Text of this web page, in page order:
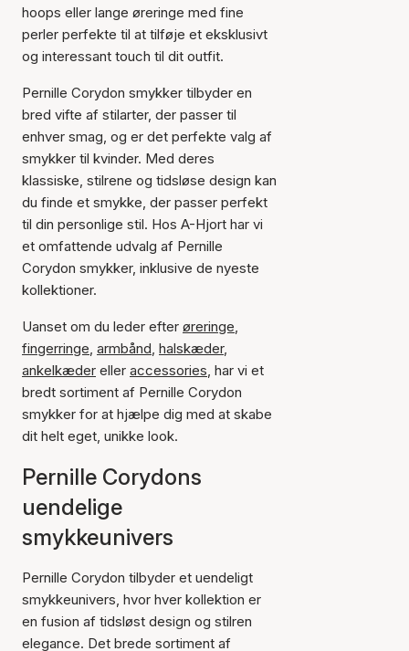
hoops eller lange øreringe med fine
perler perfekte til at tilføje et eksklusivt
og interessant touch til dit outfit.
Pernille Corydon smykker tilbyder en
bred vifte af stilarter, der passer til
enhver smag, og er det perfekte valg af
smykker til kvinder. Med deres
klassiske, stilrene og tidsløse design kan
du finde et smykke, der passer perfekt
til din personlige stil. Hos A-Hjort har vi
et omfattende udvalg af Pernille
Corydon smykker, inklusive de nyeste
kollektioner.
Uanset om du leder efter øreringe,
fingerringe, armbånd, halskæder,
ankelkæder eller accessories, har vi et
bredt sortiment af Pernille Corydon
smykker for at hjælpe dig med at skabe
dit helt eget, unikke look.
Pernille Corydons
uendelige
smykkeunivers
Pernille Corydon tilbyder et uendeligt
smykkeunivers, hvor hver kollektion er
en fusion af tidsløst design og stilren
elegance. Det brede sortiment af